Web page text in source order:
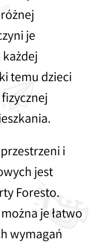
je
temu dzieci
i
jest
Foresto.
je łatwo
wymagań